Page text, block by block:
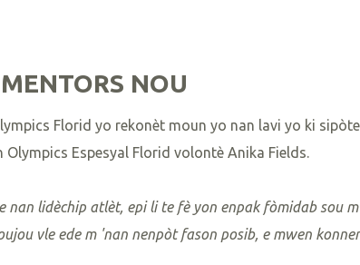
NOU
Florid yo rekonèt moun yo nan lavi yo ki
Espesyal Florid volontè Anika Fields.
lidèchip atlèt, epi li te fè yon enpak fòmidab sou
vle ede m 'nan nenpòt fason posib, e mwen